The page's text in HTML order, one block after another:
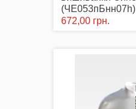
(ЧЕ053пБнн07h)
672,00 грн.